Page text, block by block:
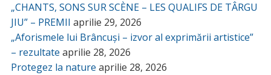
„CHANTS, SONS SUR SCÈNE – LES QUALIFS DE TÂRGU
JIU” – PREMII aprilie 29, 2026
„Aforismele lui Brâncuși – izvor al exprimării artistice”
– rezultate aprilie 28, 2026
Protegez la nature aprilie 28, 2026